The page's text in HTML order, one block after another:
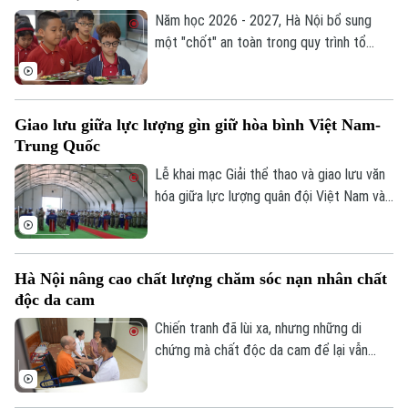
Dinh dưỡng
Tư vấn sức khỏe
Bóng đá
Quần vợt
Giải trí
Tin tức
Sao
Điện ảnh
Thời trang
Âm nhạc
Đã phát sóng
làm thủ tục, mang lại nhiều thuận lợi cho
người dân và doanh nghiệp.
Năm học 2026 - 2027, Hà Nội bổ sung
một "chốt" an toàn trong quy trình tổ
đơn vị cung cấp suất ăn, nhằm tăng
chặt chẽ chất lượng bữa ăn học đường.
Giao lưu giữa lực lượng gìn giữ hòa bình Việt Nam-
Trung Quốc
Lễ khai mạc Giải thể thao và giao lưu văn
hóa giữa lực lượng quân đội Việt Nam và
4 Việt Nam ở Phái bộ An ninh lâm thời
Hà Nội nâng cao chất lượng chăm sóc nạn nhân chất
độc da cam
Chiến tranh đã lùi xa, nhưng những di
chứng mà chất độc da cam để lại vẫn